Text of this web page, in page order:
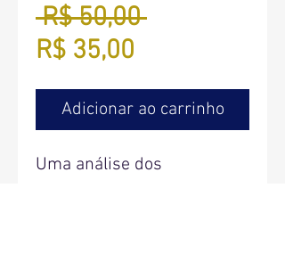
R$ 50,00 Preço
R$ 35,00
promocional
Adicionar ao carrinho
Uma análise dos